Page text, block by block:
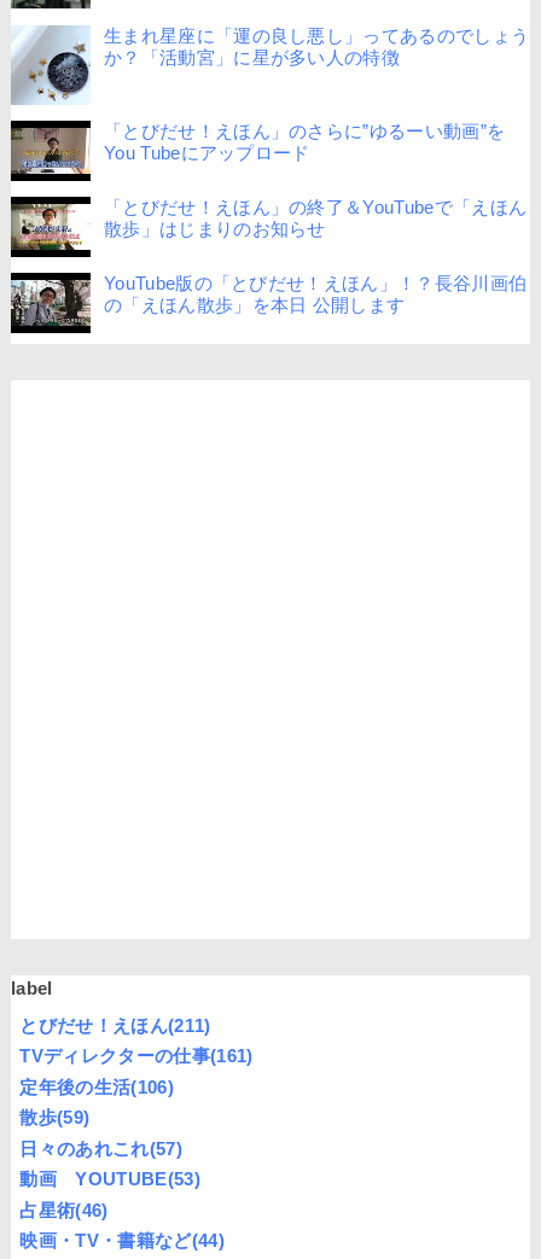
生まれ星座に「運の良し悪し」ってあるのでしょう
か？「活動宮」に星が多い人の特徴
「とびだせ！えほん」のさらに”ゆるーい動画”を
You Tubeにアップロード
「とびだせ！えほん」の終了＆YouTubeで「えほん
散歩」はじまりのお知らせ
YouTube版の「とびだせ！えほん」！？長谷川画伯
の「えほん散歩」を本日 公開します
label
とびだせ！えほん(211)
TVディレクターの仕事(161)
定年後の生活(106)
散歩(59)
日々のあれこれ(57)
動画 YOUTUBE(53)
占星術(46)
映画・TV・書籍など(44)